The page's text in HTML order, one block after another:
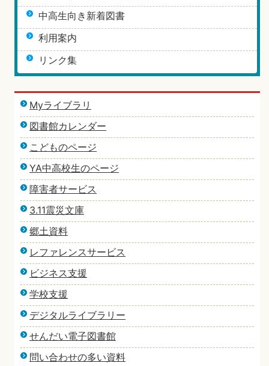
中高生向き新着図書
利用案内
リンク集
Myライブラリ
図書館カレンダー
こどものページ
YA中高校生のページ
障害者サービス
3.11震災文庫
郷土資料
レファレンスサービス
ビジネス支援
学校支援
デジタルライブラリー
せんだい電子図書館
問い合わせの多い資料